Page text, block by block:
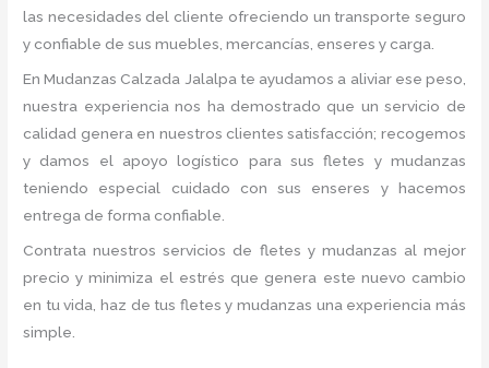
las necesidades del cliente ofreciendo un transporte seguro
y confiable de sus muebles, mercancías, enseres y carga.
En Mudanzas Calzada Jalalpa te ayudamos a aliviar ese peso,
nuestra experiencia nos ha demostrado que un servicio de
calidad genera en nuestros clientes satisfacción; recogemos
y damos el apoyo logístico para sus fletes y mudanzas
teniendo especial cuidado con sus enseres y hacemos
entrega de forma confiable.
Contrata nuestros servicios de fletes y mudanzas al mejor
precio y minimiza el estrés que genera este nuevo cambio
en tu vida, haz de tus fletes y mudanzas una experiencia más
simple.